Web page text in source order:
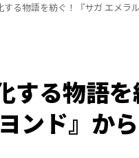
る物語を紡ぐ！『サガ エメラ
る物語を
ンド』か